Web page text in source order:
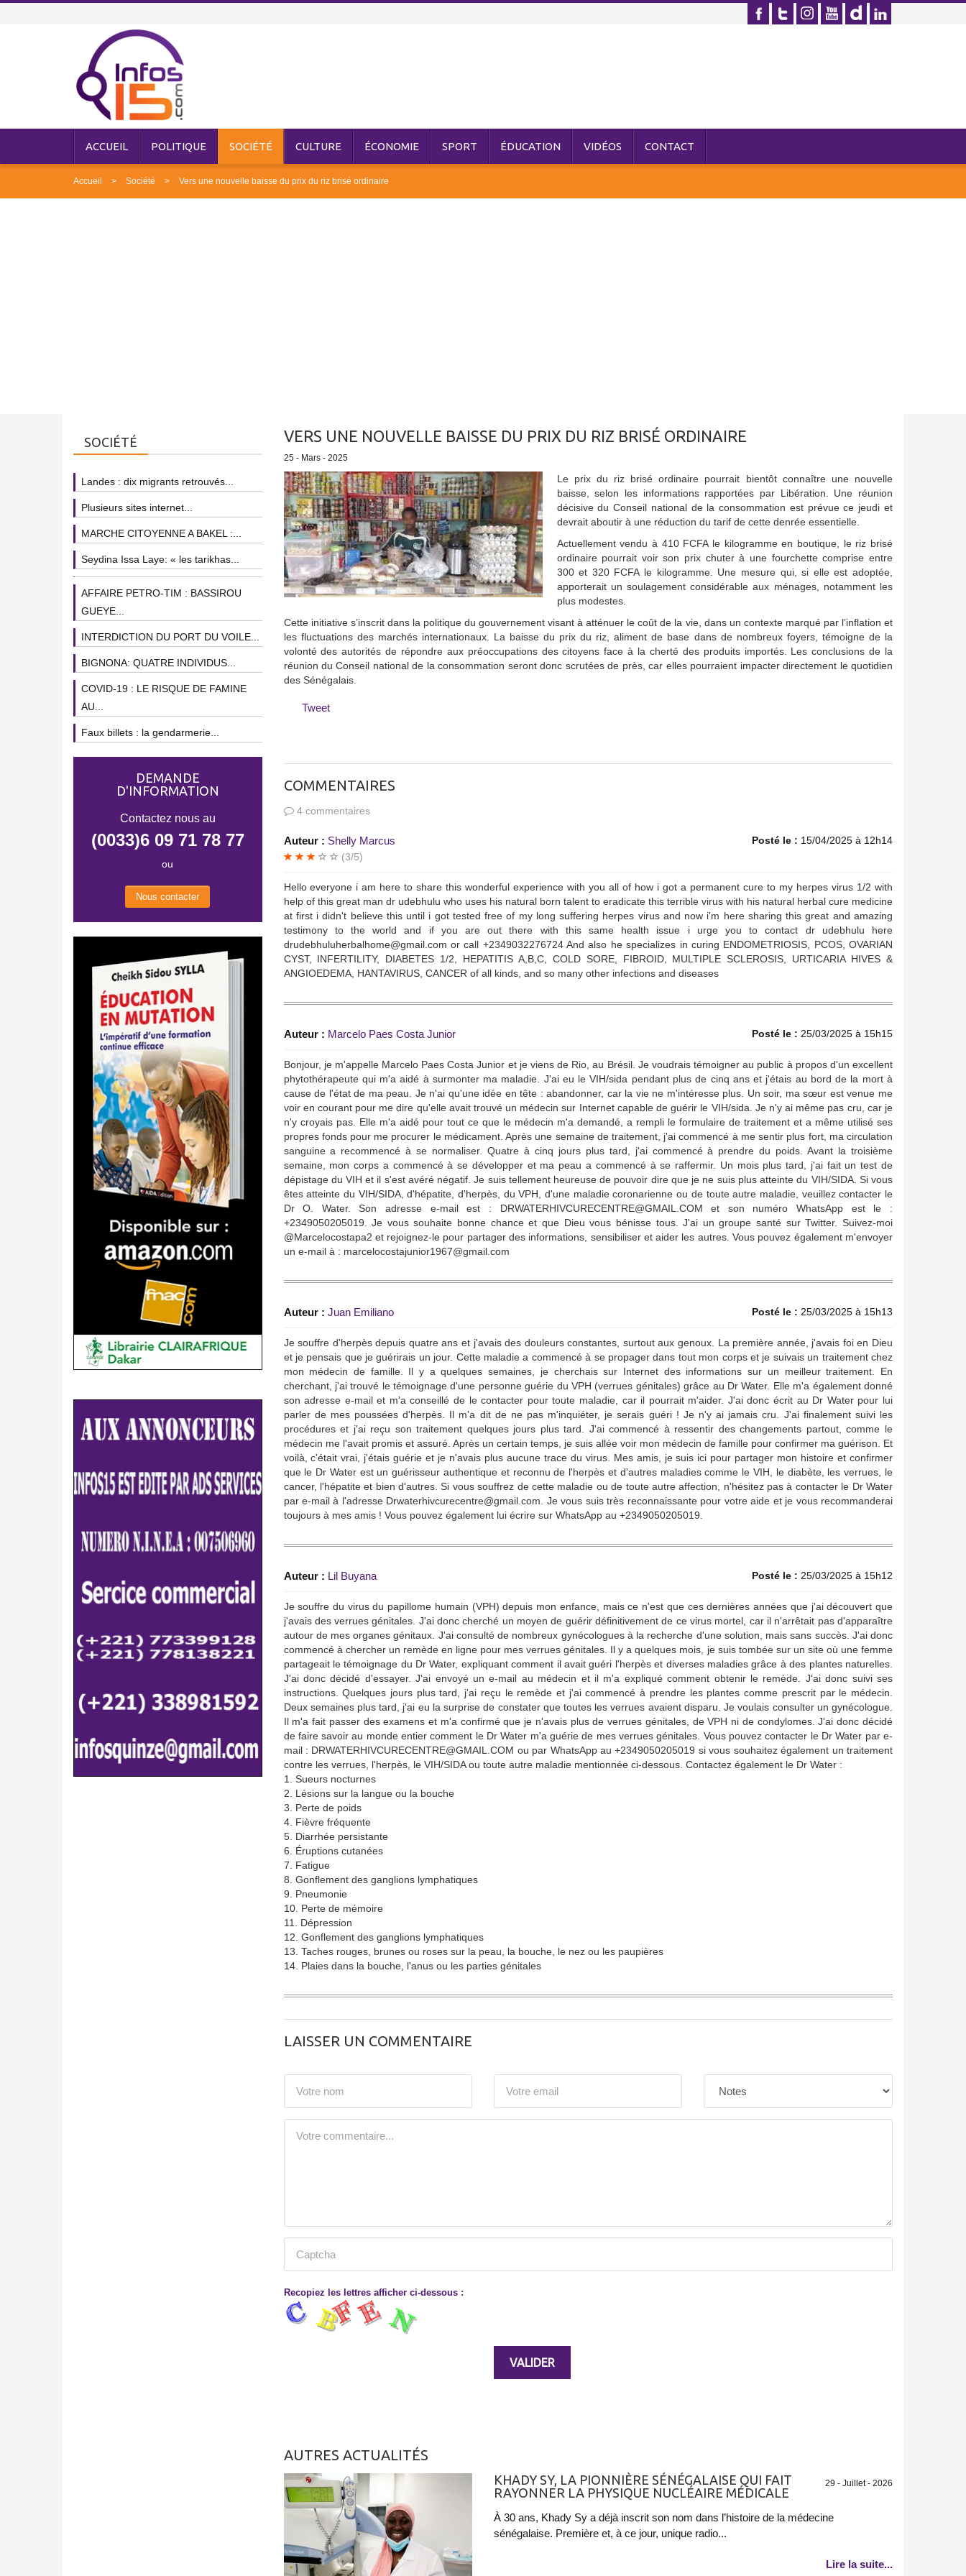
ACCUEIL POLITIQUE SOCIÉTÉ CULTURE ÉCONOMIE SPORT ÉDUCATION VIDÉOS CONTACT
Accueil Société Vers une nouvelle baisse du prix du riz brisé ordinaire
VERS UNE NOUVELLE BAISSE DU PRIX DU RIZ BRISÉ ORDINAIRE
25 - Mars - 2025
Le prix du riz brisé ordinaire pourrait bientôt connaître une nouvelle
baisse, selon les informations rapportées par Libération. Une réunion
décisive du Conseil national de la consommation est prévue ce jeudi et
devrait aboutir à une réduction du tarif de cette denrée essentielle.
Actuellement vendu à 410 FCFA le kilogramme en boutique, le riz brisé
ordinaire pourrait voir son prix chuter à une fourchette comprise entre
300 et 320 FCFA le kilogramme. Une mesure qui, si elle est adoptée,
apporterait un soulagement considérable aux ménages, notamment les
plus modestes.
Cette initiative s’inscrit dans la politique du gouvernement visant à atténuer le coût de la vie, dans un contexte marqué par l’inflation et
les fluctuations des marchés internationaux. La baisse du prix du riz, aliment de base dans de nombreux foyers, témoigne de la
volonté des autorités de répondre aux préoccupations des citoyens face à la cherté des produits importés. Les conclusions de la
réunion du Conseil national de la consommation seront donc scrutées de près, car elles pourraient impacter directement le quotidien
des Sénégalais.
Tweet
COMMENTAIRES
4 commentaires
Auteur : Shelly Marcus Posté le : 15/04/2025 à 12h14
(3/5)
Hello everyone i am here to share this wonderful experience with you all of how i got a permanent cure to my herpes virus 1/2 with
help of this great man dr udebhulu who uses his natural born talent to eradicate this terrible virus with his natural herbal cure medicine
at first i didn't believe this until i got tested free of my long suffering herpes virus and now i'm here sharing this great and amazing
testimony to the world and if you are out there with this same health issue i urge you to contact dr udebhulu here
drudebhuluherbalhome@gmail.com or call +2349032276724 And also he specializes in curing ENDOMETRIOSIS, PCOS, OVARIAN
CYST, INFERTILITY, DIABETES 1/2, HEPATITIS A,B,C, COLD SORE, FIBROID, MULTIPLE SCLEROSIS, URTICARIA HIVES &
ANGIOEDEMA, HANTAVIRUS, CANCER of all kinds, and so many other infections and diseases
Auteur : Marcelo Paes Costa Junior Posté le : 25/03/2025 à 15h15
Bonjour, je m'appelle Marcelo Paes Costa Junior et je viens de Rio, au Brésil. Je voudrais témoigner au public à propos d'un excellent
phytothérapeute qui m'a aidé à surmonter ma maladie. J'ai eu le VIH/sida pendant plus de cinq ans et j'étais au bord de la mort à
cause de l'état de ma peau. Je n'ai qu'une idée en tête : abandonner, car la vie ne m'intéresse plus. Un soir, ma sœur est venue me
voir en courant pour me dire qu'elle avait trouvé un médecin sur Internet capable de guérir le VIH/sida. Je n'y ai même pas cru, car je
n'y croyais pas. Elle m'a aidé pour tout ce que le médecin m'a demandé, a rempli le formulaire de traitement et a même utilisé ses
propres fonds pour me procurer le médicament. Après une semaine de traitement, j'ai commencé à me sentir plus fort, ma circulation
sanguine a recommencé à se normaliser. Quatre à cinq jours plus tard, j'ai commencé à prendre du poids. Avant la troisième
semaine, mon corps a commencé à se développer et ma peau a commencé à se raffermir. Un mois plus tard, j'ai fait un test de
dépistage du VIH et il s'est avéré négatif. Je suis tellement heureuse de pouvoir dire que je ne suis plus atteinte du VIH/SIDA. Si vous
êtes atteinte du VIH/SIDA, d'hépatite, d'herpès, du VPH, d'une maladie coronarienne ou de toute autre maladie, veuillez contacter le
Dr O. Water. Son adresse e-mail est : DRWATERHIVCURECENTRE@GMAIL.COM et son numéro WhatsApp est le :
+2349050205019. Je vous souhaite bonne chance et que Dieu vous bénisse tous. J'ai un groupe santé sur Twitter. Suivez-moi
@Marcelocostapa2 et rejoignez-le pour partager des informations, sensibiliser et aider les autres. Vous pouvez également m'envoyer
un e-mail à : marcelocostajunior1967@gmail.com
Auteur : Juan Emiliano Posté le : 25/03/2025 à 15h13
Je souffre d'herpès depuis quatre ans et j'avais des douleurs constantes, surtout aux genoux. La première année, j'avais foi en Dieu
et je pensais que je guérirais un jour. Cette maladie a commencé à se propager dans tout mon corps et je suivais un traitement chez
mon médecin de famille. Il y a quelques semaines, je cherchais sur Internet des informations sur un meilleur traitement. En
cherchant, j'ai trouvé le témoignage d'une personne guérie du VPH (verrues génitales) grâce au Dr Water. Elle m'a également donné
son adresse e-mail et m'a conseillé de le contacter pour toute maladie, car il pourrait m'aider. J'ai donc écrit au Dr Water pour lui
parler de mes poussées d'herpès. Il m'a dit de ne pas m'inquiéter, je serais guéri ! Je n'y ai jamais cru. J'ai finalement suivi les
procédures et j'ai reçu son traitement quelques jours plus tard. J'ai commencé à ressentir des changements partout, comme le
médecin me l'avait promis et assuré. Après un certain temps, je suis allée voir mon médecin de famille pour confirmer ma guérison. Et
voilà, c'était vrai, j'étais guérie et je n'avais plus aucune trace du virus. Mes amis, je suis ici pour partager mon histoire et confirmer
que le Dr Water est un guérisseur authentique et reconnu de l'herpès et d'autres maladies comme le VIH, le diabète, les verrues, le
cancer, l'hépatite et bien d'autres. Si vous souffrez de cette maladie ou de toute autre affection, n'hésitez pas à contacter le Dr Water
par e-mail à l'adresse Drwaterhivcurecentre@gmail.com. Je vous suis très reconnaissante pour votre aide et je vous recommanderai
toujours à mes amis ! Vous pouvez également lui écrire sur WhatsApp au +2349050205019.
Auteur : Lil Buyana Posté le : 25/03/2025 à 15h12
Je souffre du virus du papillome humain (VPH) depuis mon enfance, mais ce n'est que ces dernières années que j'ai découvert que
j'avais des verrues génitales. J'ai donc cherché un moyen de guérir définitivement de ce virus mortel, car il n'arrêtait pas d'apparaître
autour de mes organes génitaux. J'ai consulté de nombreux gynécologues à la recherche d'une solution, mais sans succès. J'ai donc
commencé à chercher un remède en ligne pour mes verrues génitales. Il y a quelques mois, je suis tombée sur un site où une femme
partageait le témoignage du Dr Water, expliquant comment il avait guéri l'herpès et diverses maladies grâce à des plantes naturelles.
J'ai donc décidé d'essayer. J'ai envoyé un e-mail au médecin et il m'a expliqué comment obtenir le remède. J'ai donc suivi ses
instructions. Quelques jours plus tard, j'ai reçu le remède et j'ai commencé à prendre les plantes comme prescrit par le médecin.
Deux semaines plus tard, j'ai eu la surprise de constater que toutes les verrues avaient disparu. Je voulais consulter un gynécologue.
Il m'a fait passer des examens et m'a confirmé que je n'avais plus de verrues génitales, de VPH ni de condylomes. J'ai donc décidé
de faire savoir au monde entier comment le Dr Water m'a guérie de mes verrues génitales. Vous pouvez contacter le Dr Water par e-
mail : DRWATERHIVCURECENTRE@GMAIL.COM ou par WhatsApp au +2349050205019 si vous souhaitez également un traitement
contre les verrues, l'herpès, le VIH/SIDA ou toute autre maladie mentionnée ci-dessous. Contactez également le Dr Water :
1. Sueurs nocturnes
2. Lésions sur la langue ou la bouche
3. Perte de poids
4. Fièvre fréquente
5. Diarrhée persistante
6. Éruptions cutanées
7. Fatigue
8. Gonflement des ganglions lymphatiques
9. Pneumonie
10. Perte de mémoire
11. Dépression
12. Gonflement des ganglions lymphatiques
13. Taches rouges, brunes ou roses sur la peau, la bouche, le nez ou les paupières
14. Plaies dans la bouche, l'anus ou les parties génitales
LAISSER UN COMMENTAIRE
Recopiez les lettres afficher ci-dessous :
AUTRES ACTUALITÉS
29 - Juillet - 2026
KHADY SY, LA PIONNIÈRE SÉNÉGALAISE QUI FAIT
RAYONNER LA PHYSIQUE NUCLÉAIRE MÉDICALE
À 30 ans, Khady Sy a déjà inscrit son nom dans l’histoire de la médecine
sénégalaise. Première et, à ce jour, unique radio...
Lire la suite...
SOCIÉTÉ
Landes : dix migrants retrouvés...
Plusieurs sites internet...
MARCHE CITOYENNE A BAKEL :...
Seydina Issa Laye: « les tarikhas...
AFFAIRE PETRO-TIM : BASSIROU
GUEYE...
INTERDICTION DU PORT DU VOILE...
BIGNONA: QUATRE INDIVIDUS...
COVID-19 : LE RISQUE DE FAMINE
AU...
Faux billets : la gendarmerie...
DEMANDE
D'INFORMATION
Contactez nous au
(0033)6 09 71 78 77
ou
Nous contacter